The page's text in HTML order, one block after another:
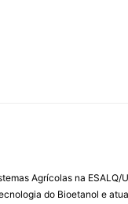
Agrícolas na ESALQ/
do Bioetanol e